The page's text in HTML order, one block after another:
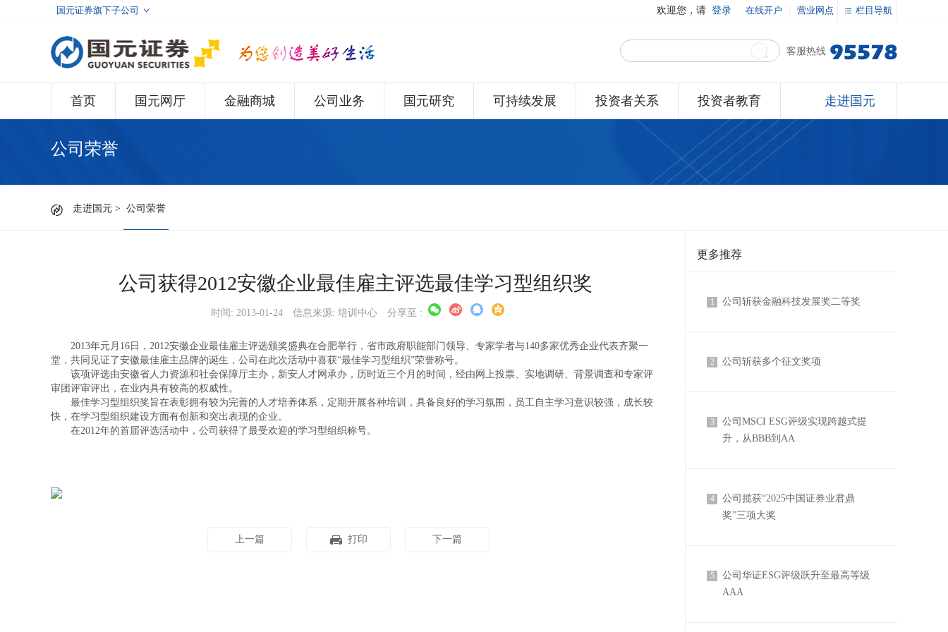
国元证券旗下子公司 欢迎您，请 登录 在线开户 营业网点 栏目导航
客服热线
首页 国元网厅 金融商城 公司业务 国元研究 可持续发展 投资者关系 投资者教育 走进国元
公司荣誉
走进国元 > 公司荣誉
公司获得2012安徽企业最佳雇主评选最佳学习型组织奖
时间: 2013-01-24 信息来源: 培训中心 分享至 :
2013年元月16日，2012安徽企业最佳雇主评选颁奖盛典在合肥举行，省市政府职能部门领导、专家学者与140多家优秀企业代表齐聚一
堂，共同见证了安徽最佳雇主品牌的诞生，公司在此次活动中喜获“最佳学习型组织”荣誉称号。
该项评选由安徽省人力资源和社会保障厅主办，新安人才网承办，历时近三个月的时间，经由网上投票、实地调研、背景调查和专家评
审团评审评出，在业内具有较高的权威性。
最佳学习型组织奖旨在表彰拥有较为完善的人才培养体系，定期开展各种培训，具备良好的学习氛围，员工自主学习意识较强，成长较
快，在学习型组织建设方面有创新和突出表现的企业。
在2012年的首届评选活动中，公司获得了最受欢迎的学习型组织称号。
上一篇 打印 下一篇
更多推荐
1 公司斩获金融科技发展奖二等奖
2 公司斩获多个征文奖项
3
公司MSCI ESG评级实现跨越式提
升，从BBB到AA
4
公司揽获“2025中国证券业君鼎
奖”三项大奖
5
公司华证ESG评级跃升至最高等级
AAA